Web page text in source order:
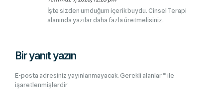
İşte sizden umduğum içerik buydu. Cinsel Terapi
alanında yazılar daha fazla üretmelisiniz.
Bir yanıt yazın
E-posta adresiniz yayınlanmayacak. Gerekli alanlar*ile
işaretlenmişlerdir